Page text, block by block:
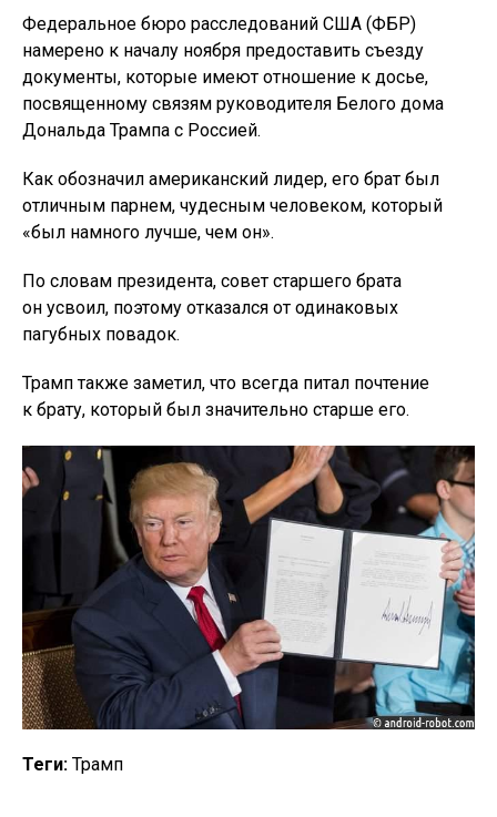
Федеральное бюро расследований США (ФБР)
намерено к началу ноября предоставить съезду
документы, которые имеют отношение к досье,
посвященному связям руководителя Белого дома
Дональда Трампа с Россией.
Как обозначил американский лидер, его брат был
отличным парнем, чудесным человеком, который
«был намного лучше, чем он».
По словам президента, совет старшего брата
он усвоил, поэтому отказался от одинаковых
пагубных повадок.
Трамп также заметил, что всегда питал почтение
к брату, который был значительно старше его.
Теги: Трамп